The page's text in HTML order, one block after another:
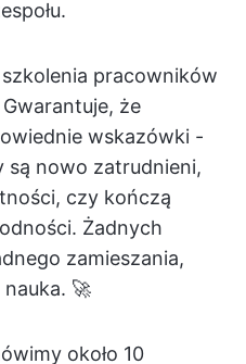
pracowników
że
wskazówki -
są nowo zatrudnieni,
czy kończą
Żadnych
zamieszania,
🚀
około 10